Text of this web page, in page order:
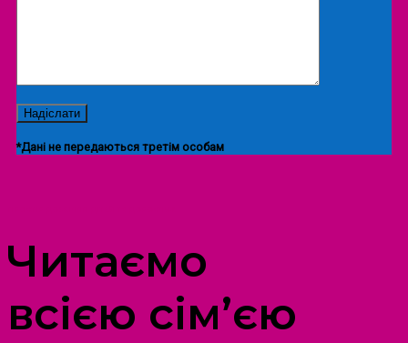
*Дані не передаються третім особам
Читаємо
всією сім’єю